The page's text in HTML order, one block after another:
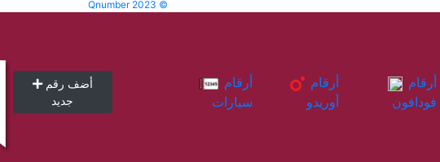
Qnumber 2023 ©
أضف رقم
جديد
سيارات
أوريدو
فودافون